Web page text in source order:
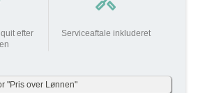
add_circle
som fri
efter
Serviceaftale inkluderet
"Pris over Lønnen"